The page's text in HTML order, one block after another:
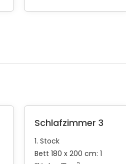
Schlafzimmer 3
1. Stock
Bett 180 x 200 cm: 1